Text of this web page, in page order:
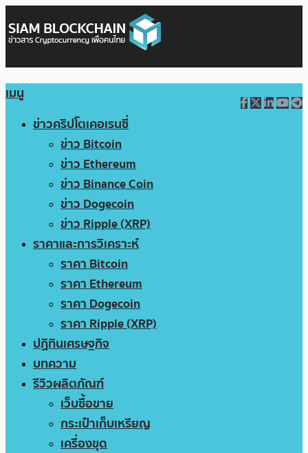
เมนู
ข่าวคริปโตเคอเรนซี่
ข่าว Bitcoin
ข่าว Ethereum
ข่าว Binance Coin
ข่าว Dogecoin
ข่าว Ripple (XRP)
ราคาและการวิเคราะห์
ราคา Bitcoin
ราคา Ethereum
ราคา Dogecoin
ราคา Ripple (XRP)
ปฏิทินเศรษฐกิจ
บทความ
รีวิวผลิตภัณฑ์
เว็บซื้อขาย
กระเป๋าเก็บเหรียญ
เครื่องขุด